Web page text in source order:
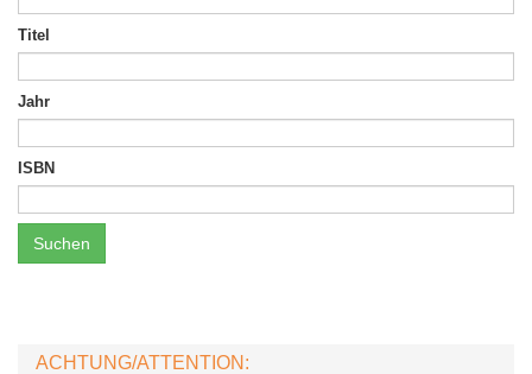
Titel
Jahr
ISBN
Suchen
ACHTUNG/ATTENTION: